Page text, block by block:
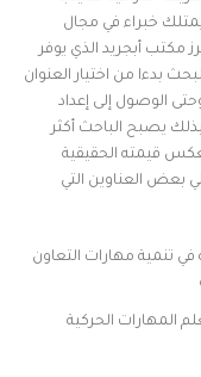
خبراء في مجال
مكتب أبجريد الذي يوفر
بدءا من اختيار العنوان
الوصول إلى إعداد
يصبح الباحث أكثر
قيمته الحقيقية
بعض العناوين التي
في تنمية مهارات التعاون
المهارات الحركية